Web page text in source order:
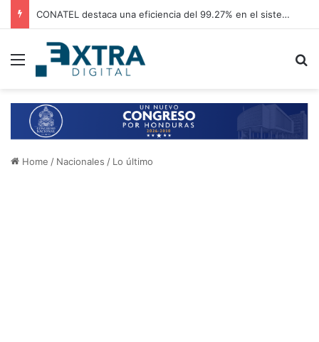
CONATEL destaca una eficiencia del 99.27% en el sistema de bloqueo de llamadas de los centros penales
Menu
Home / Nacionales / Lo último